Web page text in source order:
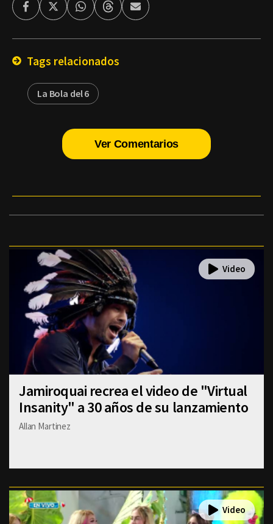
FacebookTwitterWhatsappThreadsEnviar
por
Tags relacionados
La Bola del 6
Ver Comentarios
Jamiroquai recrea el video de "Virtual
Insanity" a 30 años de su lanzamiento
Allan Martinez